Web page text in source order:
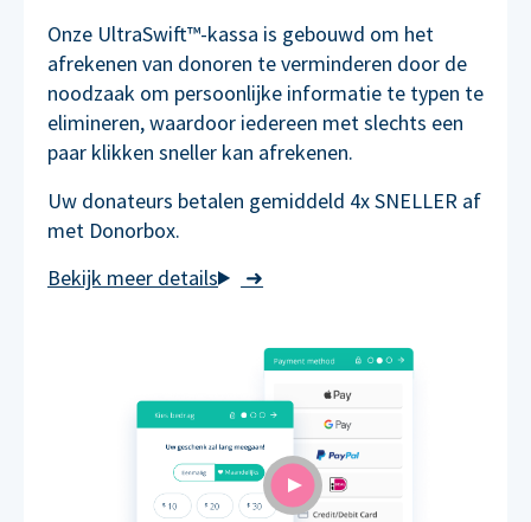
➜
Onze UltraSwift™-kassa is gebouwd om het
afrekenen van donoren te verminderen door de
noodzaak om persoonlijke informatie te typen te
elimineren, waardoor iedereen met slechts een
paar klikken sneller kan afrekenen.
Uw donateurs betalen gemiddeld 4x SNELLER af
met Donorbox.